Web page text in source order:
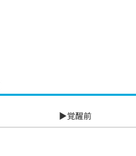
▶覚醒前